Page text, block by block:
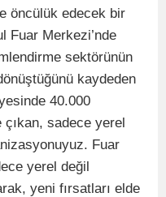
öncülük edecek bir
Fuar Merkezi’nde
sektörünün
kaydeden
40.000
çıkan, sadece yerel
Fuar
yerel değil
yeni fırsatları elde